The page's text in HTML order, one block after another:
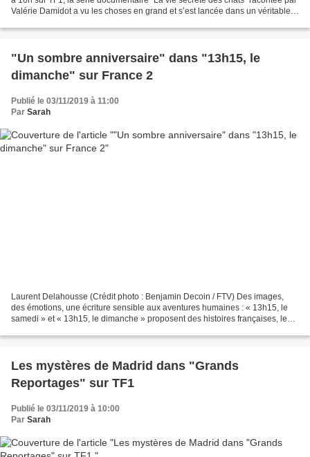
Valérie Damidot a vu les choses en grand et s’est lancée dans un véritable
"Un sombre anniversaire" dans "13h15, le
dimanche" sur France 2
Publié le 03/11/2019 à 11:00
Par Sarah
Laurent Delahousse (Crédit photo : Benjamin Decoin / FTV) Des images,
des émotions, une écriture sensible aux aventures humaines : « 13h15, le
samedi » et « 13h15, le dimanche » proposent des histoires françaises, le
Les mystères de Madrid dans "Grands
Reportages" sur TF1
Publié le 03/11/2019 à 10:00
Par Sarah